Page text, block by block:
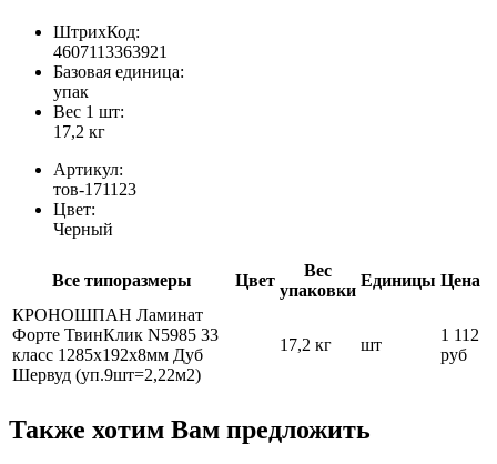
ШтрихКод:
4607113363921
Базовая единица:
упак
Вес 1 шт:
17,2 кг
Артикул:
тов-171123
Цвет:
Черный
Все типоразмеры Цвет
Вес
упаковки
Единицы Цена
КРОНОШПАН Ламинат
Форте ТвинКлик N5985 33
класс 1285х192х8мм Дуб
Шервуд (уп.9шт=2,22м2)
17,2 кг шт
1 112
руб
Также хотим Вам предложить